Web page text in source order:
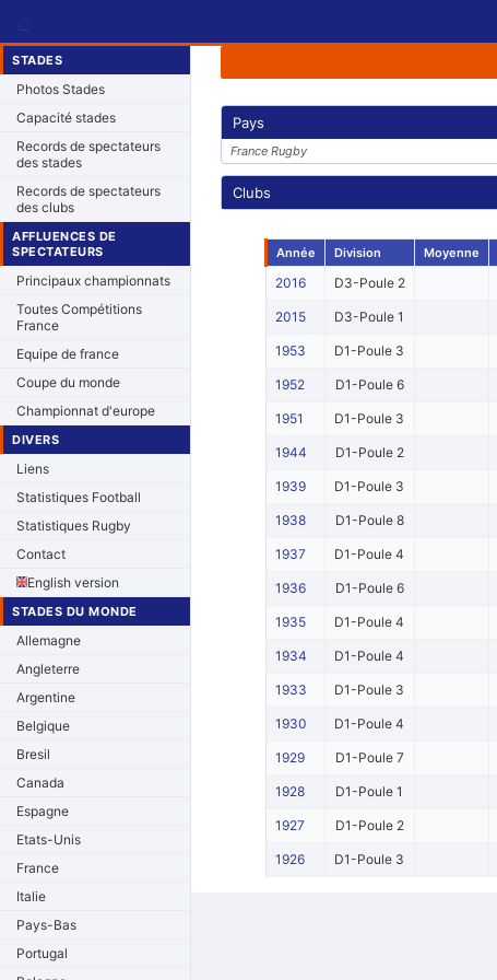
STADES
Photos Stades
Capacité stades
Records de spectateurs
des stades
Records de spectateurs
des clubs
AFFLUENCES DE
SPECTATEURS
Principaux championnats
Toutes Compétitions
France
Equipe de france
Coupe du monde
Championnat d'europe
DIVERS
Liens
Statistiques Football
Statistiques Rugby
Contact
English version
STADES DU MONDE
Allemagne
Angleterre
Argentine
Belgique
Bresil
Canada
Espagne
Etats-Unis
France
Italie
Pays-Bas
Portugal
Pays
France Rugby
Clubs
Année Division Moyenne
2016 D3-Poule 2
2015 D3-Poule 1
1953 D1-Poule 3
1952 D1-Poule 6
1951 D1-Poule 3
1944 D1-Poule 2
1939 D1-Poule 3
1938 D1-Poule 8
1937 D1-Poule 4
1936 D1-Poule 6
1935 D1-Poule 4
1934 D1-Poule 4
1933 D1-Poule 3
1930 D1-Poule 4
1929 D1-Poule 7
1928 D1-Poule 1
1927 D1-Poule 2
1926 D1-Poule 3